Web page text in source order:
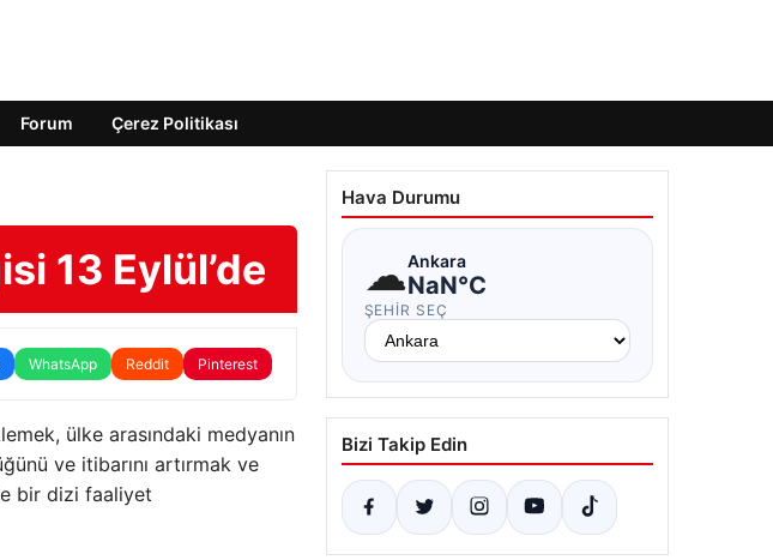
Forum Çerez Politikası
13 Eylül’de
WhatsApp Reddit Pinterest
ülke arasındaki medyanın
ve itibarını artırmak ve
bir dizi faaliyet
Hava Durumu
☁Ankara
NaN°C
ŞEHIR SEÇ
Bizi Takip Edin